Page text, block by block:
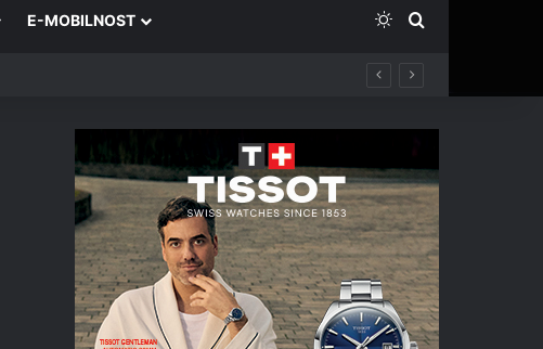
E-MOBILNOST Switch skin
Išči